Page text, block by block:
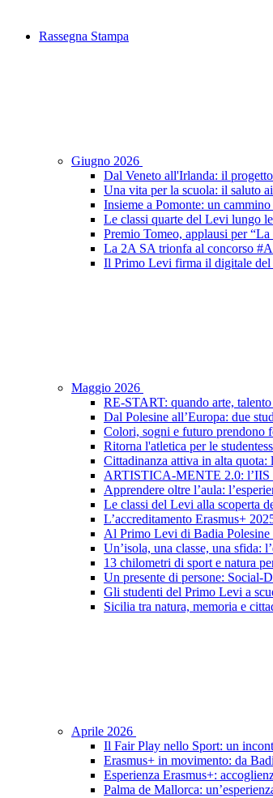
Rassegna Stampa
Giugno 2026
Dal Veneto all'Irlanda: il
Una vita per la scuola: il saluto
Insieme a Pomonte: un
Le classi quarte del Levi lungo
Premio Tomeo, applausi per
La 2A SA trionfa al concorso
Il Primo Levi firma il digitale del
Maggio 2026
RE-START: quando arte,
Dal Polesine all’Europa: due
Colori, sogni e futuro prendono
Ritorna l'atletica per le
Cittadinanza attiva in alta
ARTISTICA-MENTE 2.0: l’IIS
Apprendere oltre l’aula:
Le classi del Levi alla scoperta
L’accreditamento Erasmus+
Al Primo Levi di Badia Polesine
Un’isola, una classe, una sfida:
13 chilometri di sport e natura
Un presente di persone: Social-
Gli studenti del Primo Levi a
Sicilia tra natura, memoria e
Aprile 2026
Il Fair Play nello Sport: un
Erasmus+ in movimento: da
Esperienza Erasmus+:
Palma de Mallorca: